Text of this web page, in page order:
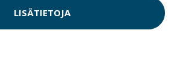
LISÄTIETOJA